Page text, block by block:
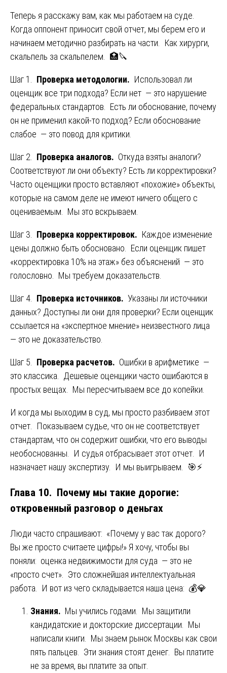
Теперь я расскажу вам, как мы работаем на суде.
Когда оппонент приносит свой отчет, мы берем его и
начинаем методично разбирать на части. Как хирурги,
скальпель за скальпелем. 🏥🔪
Шаг 1. Проверка методологии. Использовал ли
оценщик все три подхода? Если нет — это нарушение
федеральных стандартов. Есть ли обоснование, почему
он не применил какой-то подход? Если обоснование
слабое — это повод для критики.
Шаг 2. Проверка аналогов. Откуда взяты аналоги?
Соответствуют ли они объекту? Есть ли корректировки?
Часто оценщики просто вставляют «похожие» объекты,
которые на самом деле не имеют ничего общего с
оцениваемым. Мы это вскрываем.
Шаг 3. Проверка корректировок. Каждое изменение
цены должно быть обосновано. Если оценщик пишет
«корректировка 10% на этаж» без объяснений — это
голословно. Мы требуем доказательств.
Шаг 4. Проверка источников. Указаны ли источники
данных? Доступны ли они для проверки? Если оценщик
ссылается на «экспертное мнение» неизвестного лица
— это не доказательство.
Шаг 5. Проверка расчетов. Ошибки в арифметике —
это классика. Дешевые оценщики часто ошибаются в
простых вещах. Мы пересчитываем все до копейки.
И когда мы выходим в суд, мы просто разбиваем этот
отчет. Показываем судье, что он не соответствует
стандартам, что он содержит ошибки, что его выводы
необоснованны. И судья отбрасывает этот отчет. И
назначает нашу экспертизу. И мы выигрываем. 🎯⚡
Глава 10. Почему мы такие дорогие:
откровенный разговор о деньгах
Люди часто спрашивают: «Почему у вас так дорого?
Вы же просто считаете цифры!» Я хочу, чтобы вы
поняли: оценка недвижимости для суда — это не
«просто счет». Это сложнейшая интеллектуальная
работа. И вот из чего складывается наша цена: 💰💎
Знания. Мы учились годами. Мы защитили
кандидатские и докторские диссертации. Мы
написали книги. Мы знаем рынок Москвы как свои
пять пальцев. Эти знания стоят денег. Вы платите
не за время, вы платите за опыт.